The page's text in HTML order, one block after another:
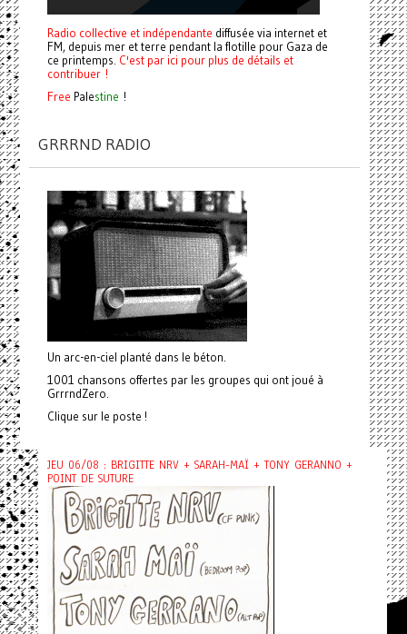
Radio collective et indépendante diffusée via internet et
FM, depuis mer et terre pendant la flotille pour Gaza de
ce printemps. C'est par ici pour plus de détails et
contribuer !
Free Palestine !
GRRRND RADIO
Un arc-en-ciel planté dans le béton.
1001 chansons offertes par les groupes qui ont joué à
GrrrndZero.
Clique sur le poste !
JEU 06/08 : BRIGITTE NRV + SARAH-MAÏ + TONY GERANNO +
POINT DE SUTURE